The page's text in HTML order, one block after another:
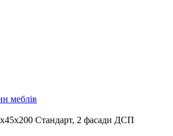
меблів
Стандарт, 2 фасади ДСП